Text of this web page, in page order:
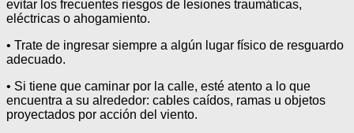
evitar los frecuentes riesgos de lesiones traumáticas,
eléctricas o ahogamiento.
• Trate de ingresar siempre a algún lugar físico de resguardo
adecuado.
• Si tiene que caminar por la calle, esté atento a lo que
encuentra a su alrededor: cables caídos, ramas u objetos
proyectados por acción del viento.